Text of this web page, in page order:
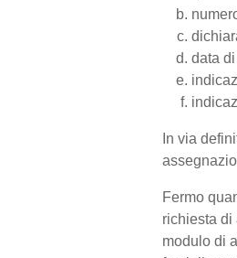
data
In via
Fermo
richiesta di
modulo di